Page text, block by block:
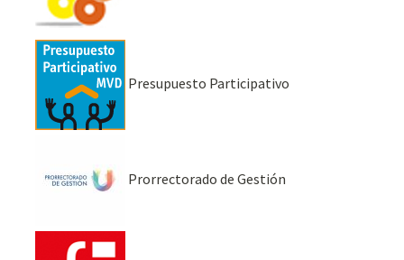
Presupuesto Participativo
Prorrectorado de Gestión